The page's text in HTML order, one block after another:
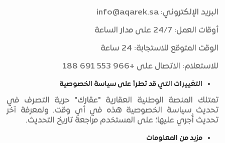
البريد الإلكتروني: info@aqarek.sa
أوقات العمل: 24/7 على مدار الساعة
الوقت المتوقع للاستجابة: 24 ساعة
للاستعلام: الاتصال على +966 553 691 188
التغييرات التي قد تطرأ على سياسة الخصوصية
تمتلك المنصة الوطنية العقارية "عقارك" حرية التصرف في
تحديث سياسة الخصوصية هذه في أي وقت. ولمعرفة آخر
تحديث أُجري عليها؛ على المستخدم مراجعة تاريخ التحديث.
مزيد من المعلومات